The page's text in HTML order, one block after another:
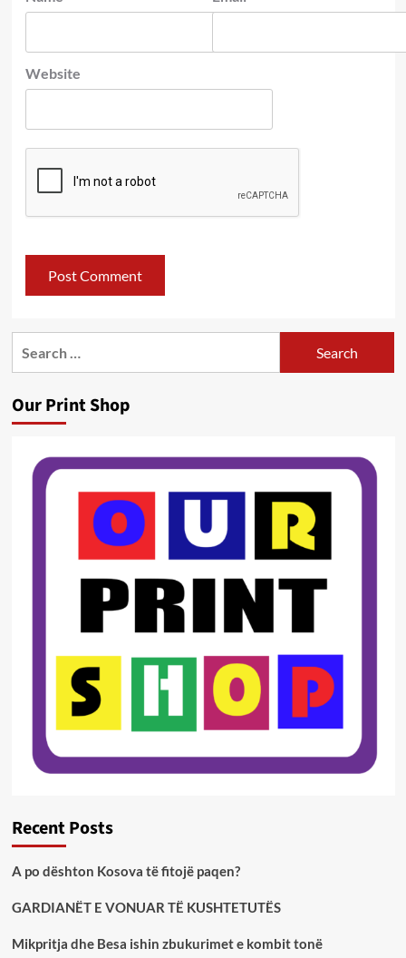
Website
Our Print Shop
Recent Posts
A po dështon Kosova të fitojë paqen?
GARDIANËT E VONUAR TË KUSHTETUTËS
Mikpritja dhe Besa ishin zbukurimet e kombit tonë